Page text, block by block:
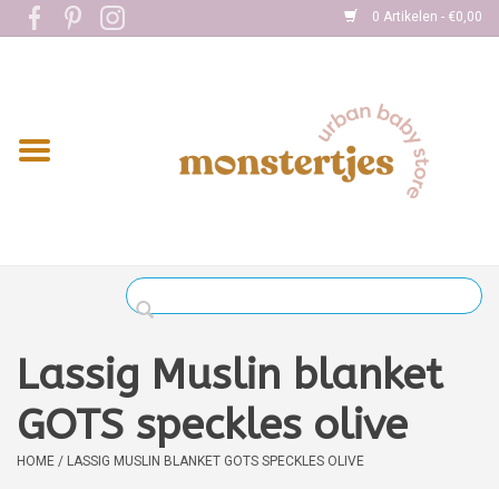
0 Artikelen - €0,00
Home
Kleding
Verzorging
Boekjes
Lassig Muslin blanket
GOTS speckles olive
HOME / LASSIG MUSLIN BLANKET GOTS SPECKLES OLIVE